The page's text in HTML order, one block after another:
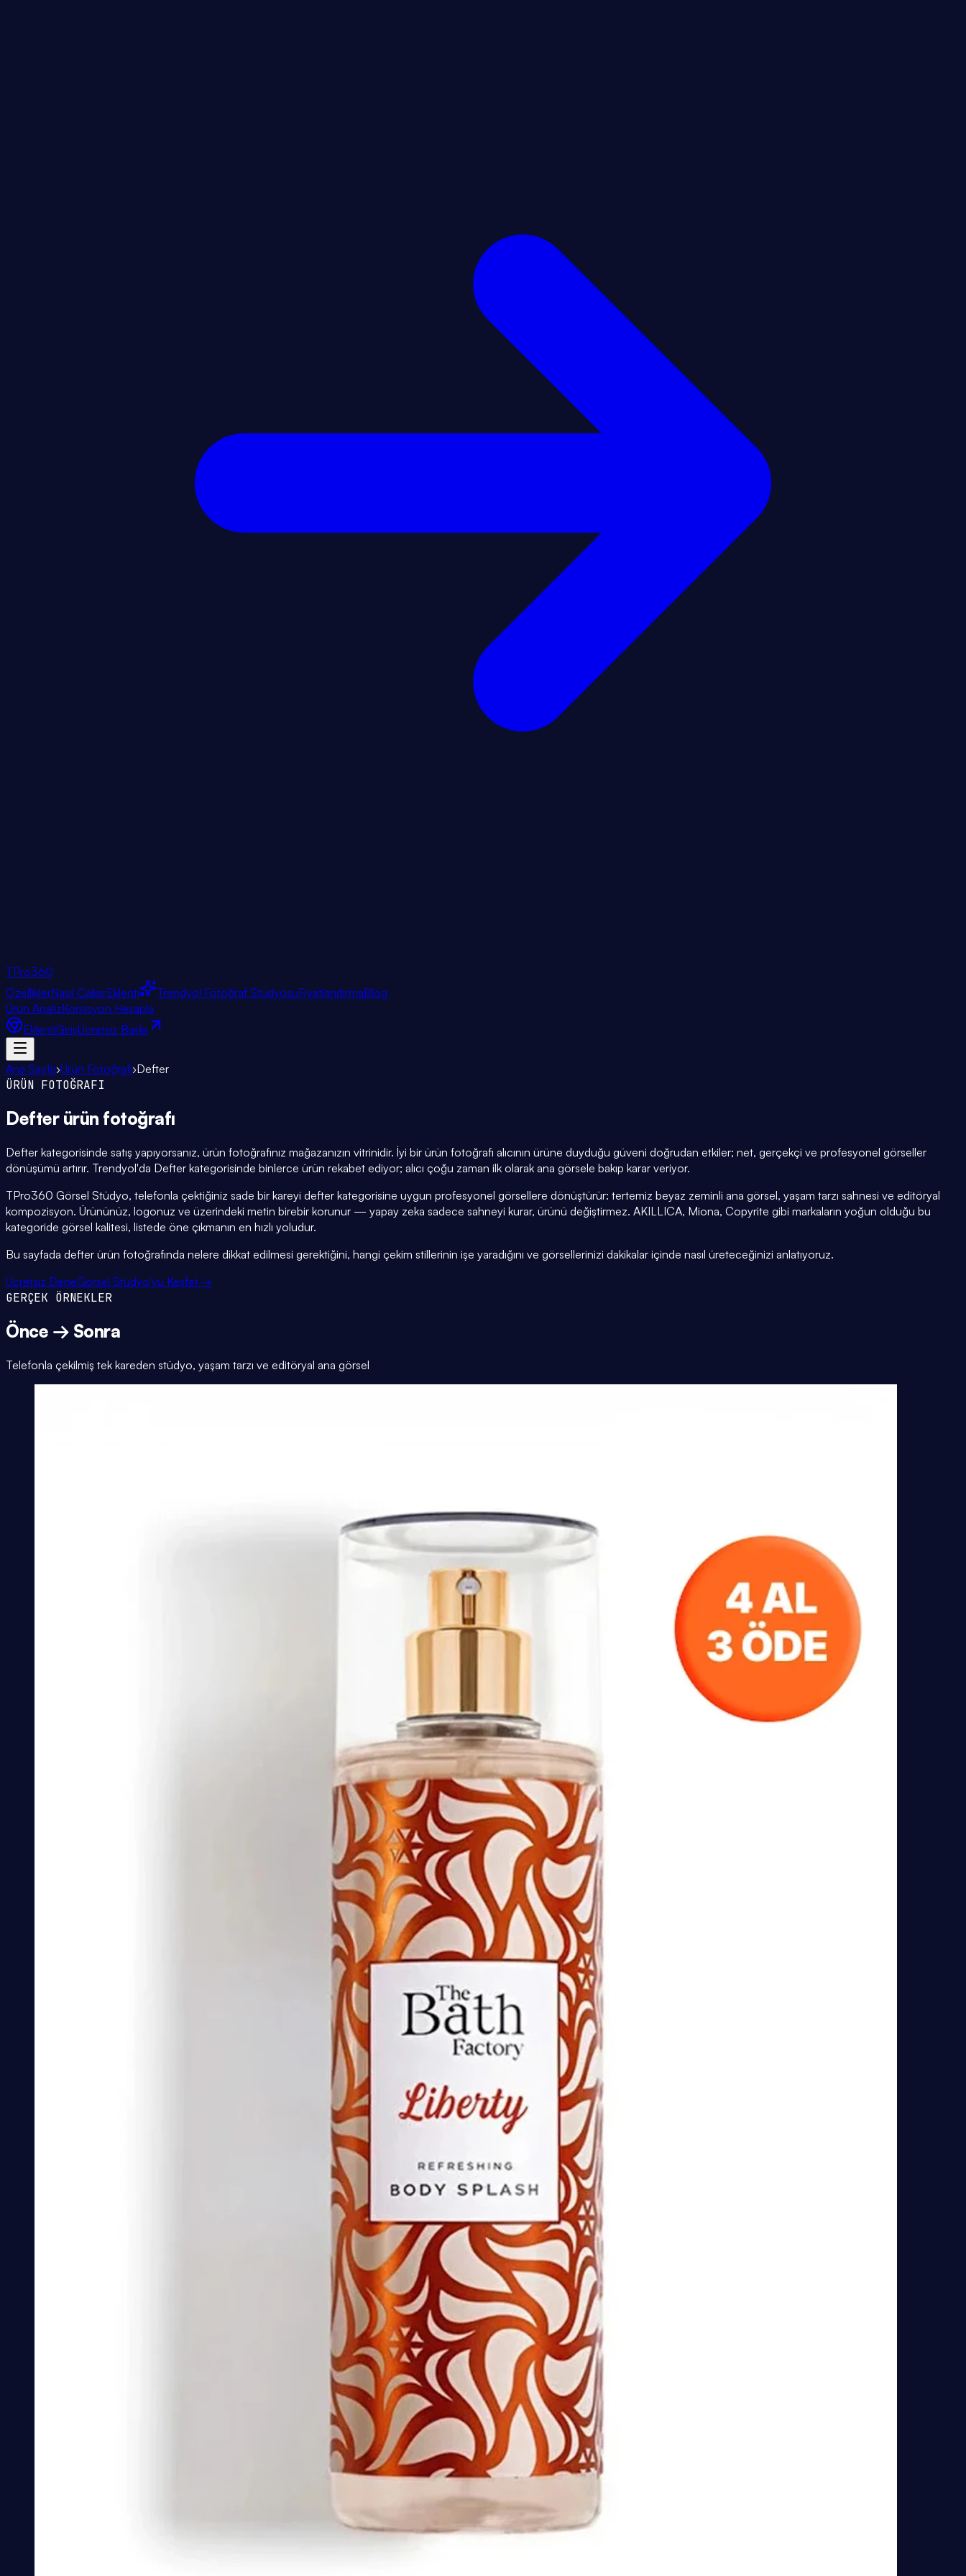
TPro360
ÖzelliklerNasıl ÇalışırEklenti Trendyol Fotoğraf StüdyosuFiyatlandırmaBlog
Ürün AnalizKomisyon Hesapla
EklentiGirişÜcretsiz Başla
Ana Sayfa›Ürün Fotoğrafı›Defter
ÜRÜN FOTOĞRAFI
Defter ürün fotoğrafı
Defter kategorisinde satış yapıyorsanız, ürün fotoğrafınız mağazanızın vitrinidir. İyi bir ürün fotoğrafı alıcının ürüne duyduğu güveni doğrudan etkiler; net, gerçekçi ve profesyonel görseller
dönüşümü artırır. Trendyol'da Defter kategorisinde binlerce ürün rekabet ediyor; alıcı çoğu zaman ilk olarak ana görsele bakıp karar veriyor.
TPro360 Görsel Stüdyo, telefonla çektiğiniz sade bir kareyi defter kategorisine uygun profesyonel görsellere dönüştürür: tertemiz beyaz zeminli ana görsel, yaşam tarzı sahnesi ve editöryal
kompozisyon. Ürününüz, logonuz ve üzerindeki metin birebir korunur — yapay zeka sadece sahneyi kurar, ürünü değiştirmez. AKILLICA, Miona, Copyrite gibi markaların yoğun olduğu bu
kategoride görsel kalitesi, listede öne çıkmanın en hızlı yoludur.
Bu sayfada defter ürün fotoğrafında nelere dikkat edilmesi gerektiğini, hangi çekim stillerinin işe yaradığını ve görsellerinizi dakikalar içinde nasıl üreteceğinizi anlatıyoruz.
Ücretsiz DeneGörsel Stüdyo'yu Keşfet →
GERÇEK ÖRNEKLER
Önce → Sonra
Telefonla çekilmiş tek kareden stüdyo, yaşam tarzı ve editöryal ana görsel